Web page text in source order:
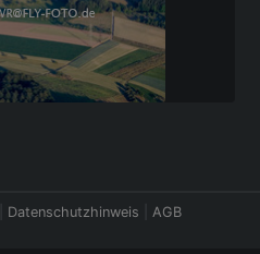
Datenschutzhinweis AGB